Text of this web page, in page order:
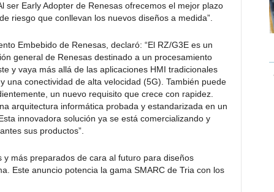
ser Early Adopter de Renesas ofrecemos el mejor plazo
riesgo que conllevan los nuevos diseños a medida”.
Embebido de Renesas, declaró: “El RZ/G3E es un
general de Renesas destinado a un procesamiento
y vaya más allá de las aplicaciones HMI tradicionales
una conectividad de alta velocidad (5G). También puede
un nuevo requisito que crece con rapidez.
arquitectura informática probada y estandarizada en un
innovadora solución ya se está comercializando y
sus productos”.
más preparados de cara al futuro para diseños
Este anuncio potencia la gama SMARC de Tria con los